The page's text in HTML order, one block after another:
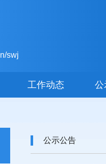
swj
工作动态 公
公示公告